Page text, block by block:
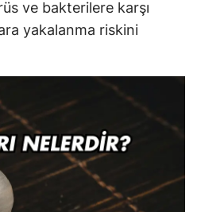
ve bakterilere karşı
yakalanma riskini